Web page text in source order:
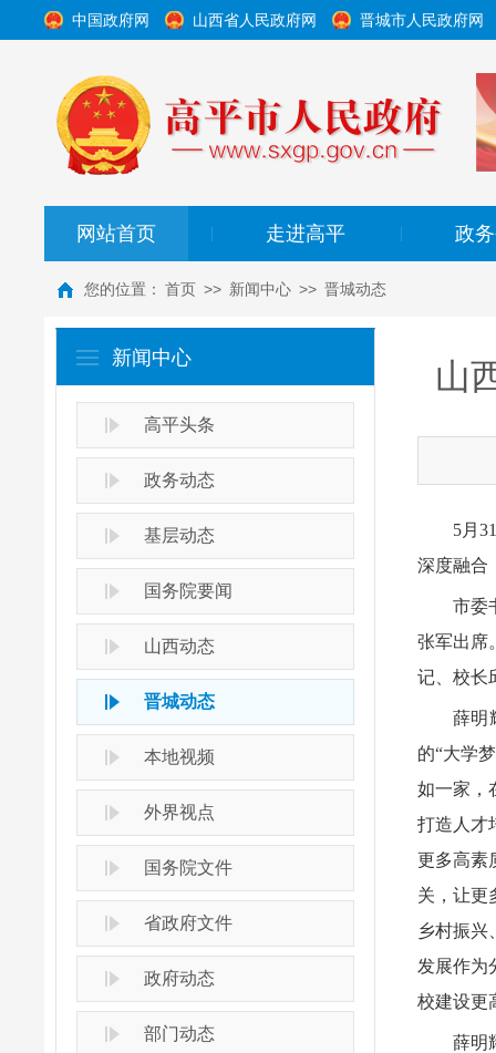
中国政府网 山西省人民政府网 晋城市人民政府网
网站首页 走进高平 政
您的位置： 首页 >> 新闻中心 >> 晋城动态
新闻中心
高平头条
政务动态
基层动态
国务院要闻
山西动态
晋城动态
本地视频
外界视点
国务院文件
省政府文件
政府动态
部门动态
山
5月
深度融合
市委
张军出席
记、校长
薛明
的“大学
如一家，
打造人才
更多高素
关，让更
乡村振兴
发展作为
校建设更
薛明